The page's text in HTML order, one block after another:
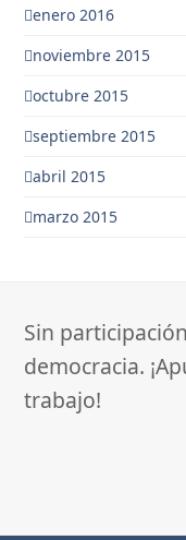
enero 2016
noviembre 2015
octubre 2015
septiembre 2015
abril 2015
marzo 2015
Sin
democracia.
trabajo!